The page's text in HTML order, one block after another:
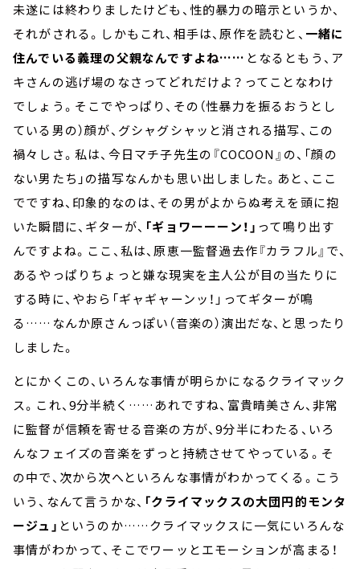
未遂には終わりましたけども、性的暴力の暗示というか、
それがされる。しかもこれ、相手は、原作を読むと、 一緒に
住んでいる義理の父親なんですよね…… となるともう、ア
キさんの逃げ場のなさってどれだけよ？ってことなわけ
でしょう。そこでやっぱり、その（性暴力を振るおうとし
ている男の）顔が、グシャグシャッと消される描写、この
禍々しさ。私は、今日マチ子先生の『COCOON』の、「顔の
ない男たち」の描写なんかも思い出しました。あと、ここ
でですね、印象的なのは、その男がよからぬ考えを頭に抱
いた瞬間に、ギターが、 「ギョワーーーン！」 って鳴り出す
んですよね。ここ、私は、原恵一監督過去作『カラフル』で、
あるやっぱりちょっと嫌な現実を主人公が目の当たりに
する時に、やおら「ギャギャーンッ！」ってギターが鳴
る……なんか原さんっぽい（音楽の）演出だな、と思ったり
しました。
とにかくこの、いろんな事情が明らかになるクライマック
ス。これ、9分半続く……あれですね、富貴晴美さん、非常
に監督が信頼を寄せる音楽の方が、9分半にわたる、いろ
んなフェイズの音楽をずっと持続させてやっている。そ
の中で、次から次へといろんな事情がわかってくる。こう
いう、なんて言うかな、 「クライマックスの大団円的モンタ
ージュ」 というのか……クライマックスに一気にいろんな
事情がわかって、そこでワーッとエモーションが高まる！